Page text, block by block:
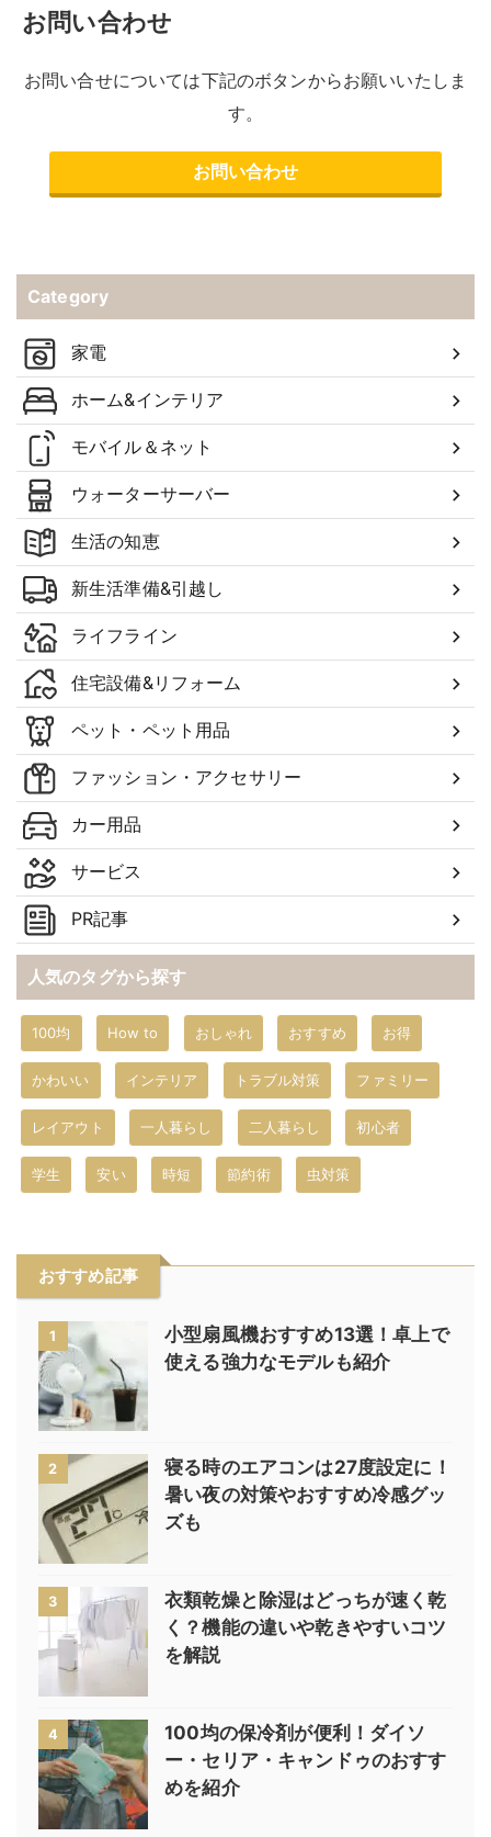
お問い合わせ
お問い合せについては下記のボタンからお願いいたしま
す。
お問い合わせ
Category
家電
ホーム&インテリア
モバイル＆ネット
ウォーターサーバー
生活の知恵
新生活準備&引越し
ライフライン
住宅設備&リフォーム
ペット・ペット用品
ファッション・アクセサリー
カー用品
サービス
PR記事
人気のタグから探す
100均 How to おしゃれ おすすめ お得
かわいい インテリア トラブル対策 ファミリー
レイアウト 一人暮らし 二人暮らし 初心者
学生 安い 時短 節約術 虫対策
おすすめ記事
1
小型扇風機おすすめ13選！卓上で
使える強力なモデルも紹介
2
寝る時のエアコンは27度設定に！
暑い夜の対策やおすすめ冷感グッ
ズも
3
衣類乾燥と除湿はどっちが速く乾
く？機能の違いや乾きやすいコツ
を解説
4
100均の保冷剤が便利！ダイソ
ー・セリア・キャンドゥのおすす
めを紹介